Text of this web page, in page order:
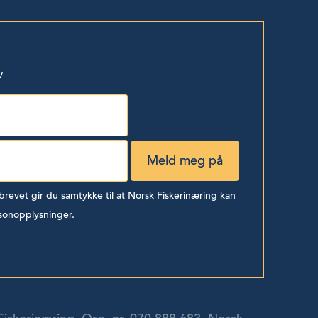
gir du samtykke til at Norsk Fiskerinæring kan